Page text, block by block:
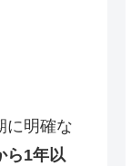
に明確な
ら1年以